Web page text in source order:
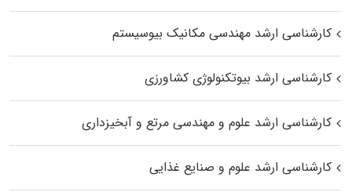
کارشناسی ارشد مهندسی مکانیک بیوسیستم
کارشناسی ارشد بیوتکنولوژی کشاورزی
کارشناسی ارشد علوم و مهندسی مرتع و آبخیزداری
کارشناسی ارشد علوم و صنایع غذایی